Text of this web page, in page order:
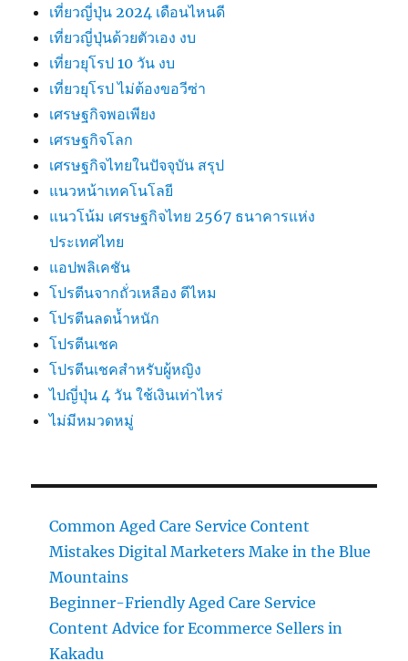
เที่ยวญี่ปุ่น 2024 เดือนไหนดี
เที่ยวญี่ปุ่นด้วยตัวเอง งบ
เที่ยวยุโรป 10 วัน งบ
เที่ยวยุโรป ไม่ต้องขอวีซ่า
เศรษฐกิจพอเพียง
เศรษฐกิจโลก
เศรษฐกิจไทยในปัจจุบัน สรุป
แนวหน้าเทคโนโลยี
แนวโน้ม เศรษฐกิจไทย 2567 ธนาคารแห่ง
ประเทศไทย
แอปพลิเคชัน
โปรตีนจากถั่วเหลือง ดีไหม
โปรตีนลดน้ำหนัก
โปรตีนเชค
โปรตีนเชคสำหรับผู้หญิง
ไปญี่ปุ่น 4 วัน ใช้เงินเท่าไหร่
ไม่มีหมวดหมู่
Common Aged Care Service Content
Mistakes Digital Marketers Make in the Blue
Mountains
Beginner-Friendly Aged Care Service
Content Advice for Ecommerce Sellers in
Kakadu